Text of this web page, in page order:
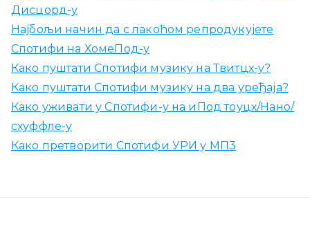
Дисцорд-у
Најбољи начин да с лакоћом репродукујете
Спотифи на ХомеПод-у
Како пуштати Спотифи музику на Твитцх-у?
Како пуштати Спотифи музику на два уређаја?
Како уживати у Спотифи-у на иПод тоуцх/Нано/
схуффле-у
Како претворити Спотифи УРИ у МП3